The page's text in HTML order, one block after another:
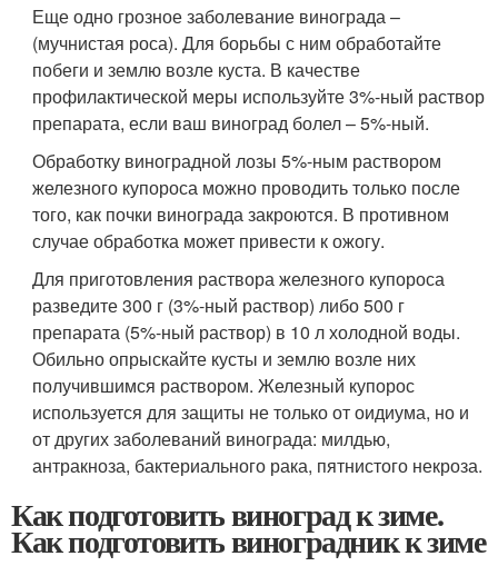
Еще одно грозное заболевание винограда –
(мучнистая роса). Для борьбы с ним обработайте
побеги и землю возле куста. В качестве
профилактической меры используйте 3%-ный раствор
препарата, если ваш виноград болел – 5%-ный.
Обработку виноградной лозы 5%-ным раствором
железного купороса можно проводить только после
того, как почки винограда закроются. В противном
случае обработка может привести к ожогу.
Для приготовления раствора железного купороса
разведите 300 г (3%-ный раствор) либо 500 г
препарата (5%-ный раствор) в 10 л холодной воды.
Обильно опрыскайте кусты и землю возле них
получившимся раствором. Железный купорос
используется для защиты не только от оидиума, но и
от других заболеваний винограда: милдью,
антракноза, бактериального рака, пятнистого некроза.
Как подготовить виноград к зиме.
Как подготовить виноградник к зиме